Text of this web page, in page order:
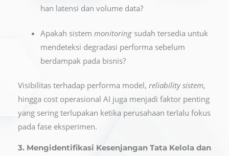
han latensi dan volume data?
Apakah sistem monitoringsudah tersedia untuk
mendeteksi degradasi performa sebelum
berdampak pada bisnis?
Visibilitas terhadap performa model, reliability sistem,
hingga cost operasional AI juga menjadi faktor penting
yang sering terlupakan ketika perusahaan terlalu fokus
pada fase eksperimen.
3. Mengidentifikasi Kesenjangan Tata Kelola dan